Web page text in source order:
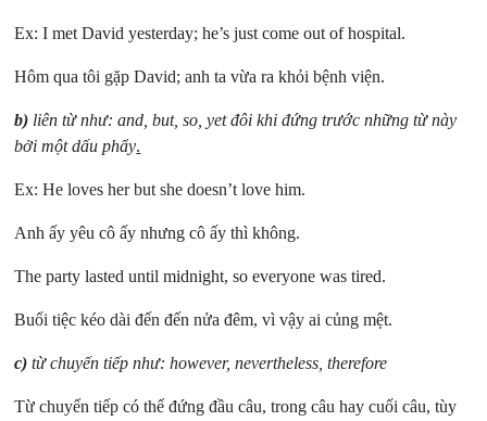
Ex: I met David yesterday; he’s just come out of hospital.
Hôm qua tôi gặp David; anh ta vừa ra khỏi bệnh viện.
b) liên từ như: and, but, so, yet đôi khi đứng trước những từ này
bởi một dấu phẩy.
Ex: He loves her but she doesn’t love him.
Anh ấy yêu cô ấy nhưng cô ấy thì không.
The party lasted until midnight, so everyone was tired.
Buổi tiệc kéo dài đến đến nửa đêm, vì vậy ai củng mệt.
c)từ chuyến tiếp như: however, nevertheless, therefore
Từ chuyến tiếp có thể đứng đầu câu, trong câu hay cuối câu, tùy